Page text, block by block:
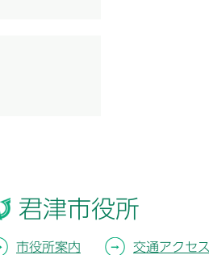
君津市役所
市役所案内 交通アクセス